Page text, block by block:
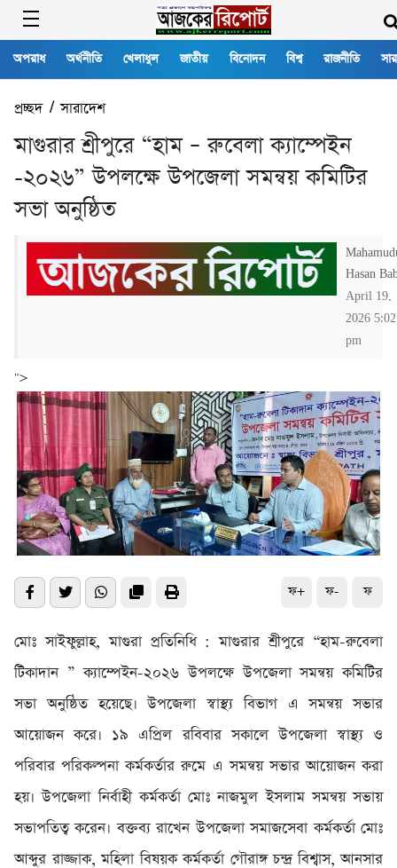
অপরাধ অর্থনীতি খেলাধুল জাতীয় বিনোদন বিশ্ব রাজনীতি
প্রচ্ছদ/সারাদেশ
মাগুরার শ্রীপুরে “হাম – রুবেলা ক্যাম্পেইন
-২০২৬” উপলক্ষে উপজেলা সমন্বয় কমিটির
সভা অনুষ্ঠিত
Hasan
April 19,
2026 5:02
pm
">
ফ+ ফ- ফ
মোঃ সাইফুল্লাহ, মাগুরা প্রতিনিধি : মাগুরার শ্রীপুরে “হাম-রুবেলা
টিকাদান ” ক্যাম্পেইন-২০২৬ উপলক্ষে উপজেলা সমন্বয় কমিটির
সভা অনুষ্ঠিত হয়েছে। উপজেলা স্বাস্থ্য বিভাগ এ সমন্বয় সভার
আয়োজন করে। ১৯ এপ্রিল রবিবার সকালে উপজেলা স্বাস্থ্য ও
পরিবার পরিকল্পনা কর্মকর্তার রুমে এ সমন্বয় সভার আয়োজন করা
হয়। উপজেলা নির্বাহী কর্মকর্তা মোঃ নাজমুল ইসলাম সমন্বয় সভায়
সভাপতিত্ব করেন। বক্তব্য রাখেন উপজেলা সমাজসেবা কর্মকর্তা মোঃ
আব্দুর রাজ্জাক, মহিলা বিষয়ক কর্মকর্তা গৌরাঙ্গ চন্দ্র বিশ্বাস, আনসার